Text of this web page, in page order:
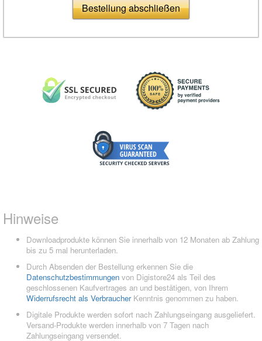
Bestellung abschließen
Hinweise
Downloadprodukte können Sie innerhalb von 12 Monaten ab Zahlung
bis zu 5 mal herunterladen.
Durch Absenden der Bestellung erkennen Sie die
Datenschutzbestimmungen von Digistore24 als Teil des
geschlossenen Kaufvertrages an und bestätigen, von Ihrem
Widerrufsrecht als VerbraucherKenntnis genommen zu haben.
Digitale Produkte werden sofort nach Zahlungseingang ausgeliefert.
Versand-Produkte werden innerhalb von 7 Tagen nach
Zahlungseingang versendet.